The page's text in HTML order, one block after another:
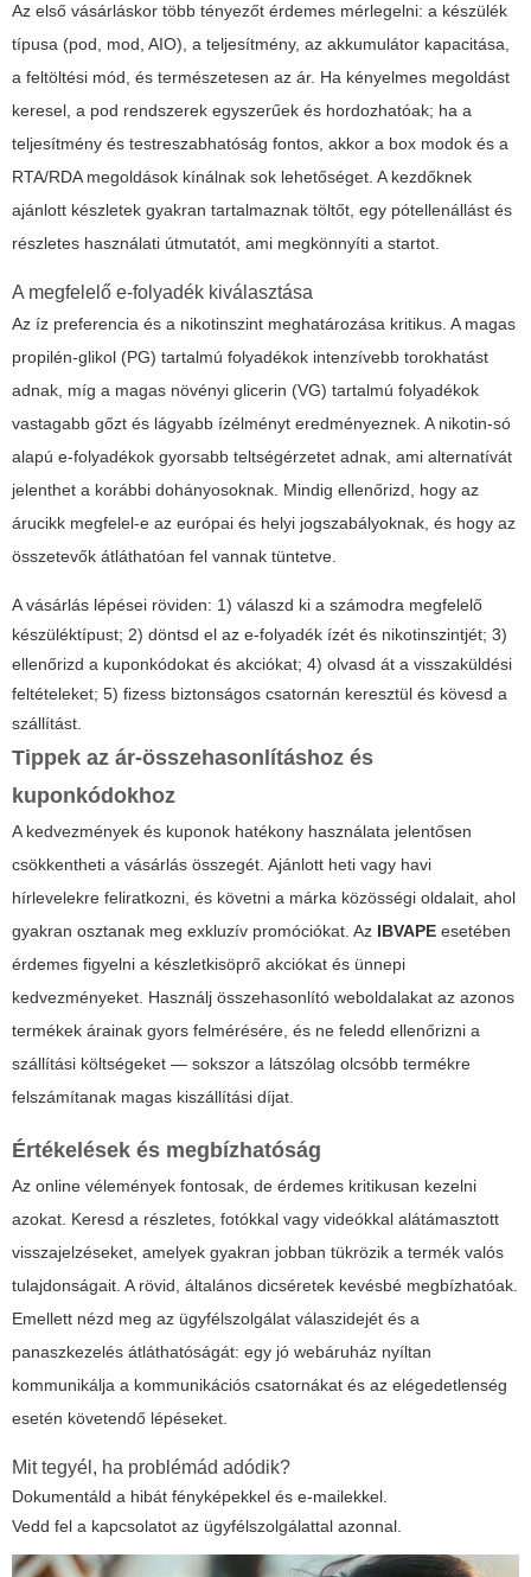
Az első vásárláskor több tényezőt érdemes mérlegelni: a készülék
típusa (pod, mod, AIO), a teljesítmény, az akkumulátor kapacitása,
a feltöltési mód, és természetesen az ár. Ha kényelmes megoldást
keresel, a pod rendszerek egyszerűek és hordozhatóak; ha a
teljesítmény és testreszabhatóság fontos, akkor a box modok és a
RTA/RDA megoldások kínálnak sok lehetőséget. A kezdőknek
ajánlott készletek gyakran tartalmaznak töltőt, egy pótellenállást és
részletes használati útmutatót, ami megkönnyíti a startot.
A megfelelő e-folyadék kiválasztása
Az íz preferencia és a nikotinszint meghatározása kritikus. A magas
propilén-glikol (PG) tartalmú folyadékok intenzívebb torokhatást
adnak, míg a magas növényi glicerin (VG) tartalmú folyadékok
vastagabb gőzt és lágyabb ízélményt eredményeznek. A nikotin-só
alapú e-folyadékok gyorsabb teltségérzetet adnak, ami alternatívát
jelenthet a korábbi dohányosoknak. Mindig ellenőrizd, hogy az
árucikk megfelel-e az európai és helyi jogszabályoknak, és hogy az
összetevők átláthatóan fel vannak tüntetve.
A vásárlás lépései röviden: 1) válaszd ki a számodra megfelelő
készüléktípust; 2) döntsd el az e-folyadék ízét és nikotinszintjét; 3)
ellenőrizd a kuponkódokat és akciókat; 4) olvasd át a visszaküldési
feltételeket; 5) fizess biztonságos csatornán keresztül és kövesd a
szállítást.
Tippek az ár-összehasonlításhoz és
kuponkódokhoz
A kedvezmények és kuponok hatékony használata jelentősen
csökkentheti a vásárlás összegét. Ajánlott heti vagy havi
hírlevelekre feliratkozni, és követni a márka közösségi oldalait, ahol
gyakran osztanak meg exkluzív promóciókat. Az IBVAPE esetében
érdemes figyelni a készletkisöprő akciókat és ünnepi
kedvezményeket. Használj összehasonlító weboldalakat az azonos
termékek árainak gyors felmérésére, és ne feledd ellenőrizni a
szállítási költségeket — sokszor a látszólag olcsóbb termékre
felszámítanak magas kiszállítási díjat.
Értékelések és megbízhatóság
Az online vélemények fontosak, de érdemes kritikusan kezelni
azokat. Keresd a részletes, fotókkal vagy videókkal alátámasztott
visszajelzéseket, amelyek gyakran jobban tükrözik a termék valós
tulajdonságait. A rövid, általános dicséretek kevésbé megbízhatóak.
Emellett nézd meg az ügyfélszolgálat válaszidejét és a
panaszkezelés átláthatóságát: egy jó webáruház nyíltan
kommunikálja a kommunikációs csatornákat és az elégedetlenség
esetén követendő lépéseket.
Mit tegyél, ha problémád adódik?
Dokumentáld a hibát fényképekkel és e-mailekkel.
Vedd fel a kapcsolatot az ügyfélszolgálattal azonnal.